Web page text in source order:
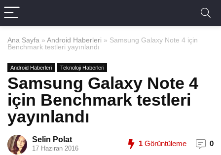
Ana Sayfa » Android Haberleri » Samsung Galaxy Note 4 için
Benchmark testleri yayınlandı
Android Haberleri Teknoloji Haberleri
Samsung Galaxy Note 4
için Benchmark testleri
yayınlandı
Selin Polat
17 Haziran 2016
1 Görüntüleme 0